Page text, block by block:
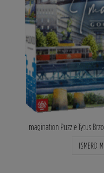
Imagination Puzzle Tytus
ISMERD